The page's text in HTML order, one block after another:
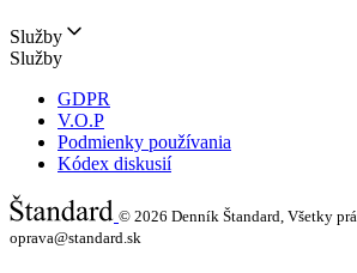
Služby
Služby
GDPR
V.O.P
Podmienky používania
Kódex diskusií
© 2026 Denník Štandard, Všetky
oprava@standard.sk